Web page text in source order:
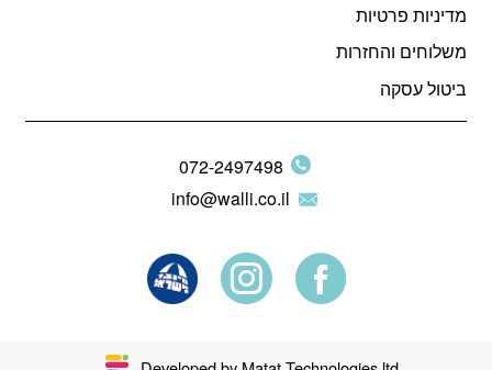
מדיניות פרטיות
משלוחים והחזרות
ביטול עסקה
072-2497498
info@walli.co.il